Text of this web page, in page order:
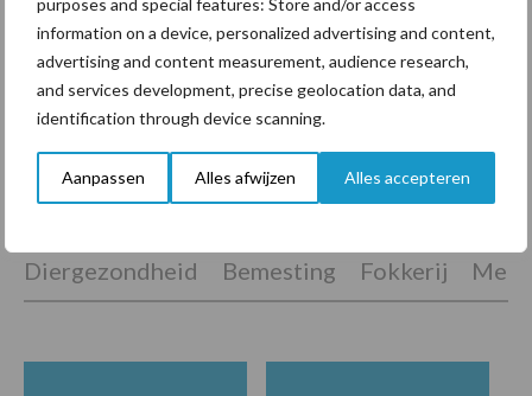
purposes and special features: Store and/or access
information on a device, personalized advertising and content,
advertising and content measurement, audience research,
and services development, precise geolocation data, and
identification through device scanning.
Aanpassen Alles afwijzen Alles accepteren
ForFarmers ziet volume en
marktaandeel groeien in
krimpende Nederlandse
markt
Themapagina's
Diergezondheid Bemesting Fokkerij